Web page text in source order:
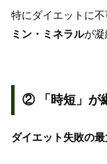
特にダイエットに不
ミン・ミネラルが凝
② 「時短」が
ダイエット失敗の